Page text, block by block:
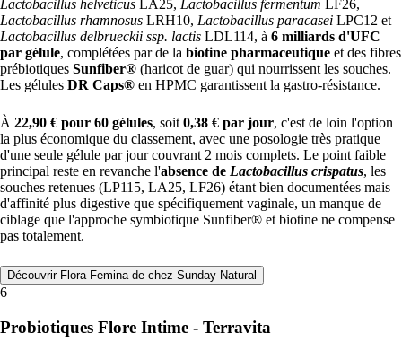
Lactobacillus helveticus LA25, Lactobacillus fermentum LF26,
Lactobacillus rhamnosus LRH10, Lactobacillus paracasei LPC12 et
Lactobacillus delbrueckii ssp. lactis LDL114, à 6 milliards d'UFC
par gélule, complétées par de la biotine pharmaceutique et des fibres
prébiotiques Sunfiber® (haricot de guar) qui nourrissent les souches.
Les gélules DR Caps® en HPMC garantissent la gastro-résistance.
À 22,90 € pour 60 gélules, soit 0,38 € par jour, c'est de loin l'option
la plus économique du classement, avec une posologie très pratique
d'une seule gélule par jour couvrant 2 mois complets. Le point faible
principal reste en revanche l'absence de Lactobacillus crispatus, les
souches retenues (LP115, LA25, LF26) étant bien documentées mais
d'affinité plus digestive que spécifiquement vaginale, un manque de
ciblage que l'approche symbiotique Sunfiber® et biotine ne compense
pas totalement.
Découvrir Flora Femina de chez Sunday Natural
6
Probiotiques Flore Intime - Terravita